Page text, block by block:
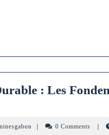
: Les
minesgabon0 Comments